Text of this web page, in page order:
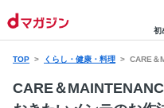
初
TOP くらし・健康・料理 CARE＆
CARE＆